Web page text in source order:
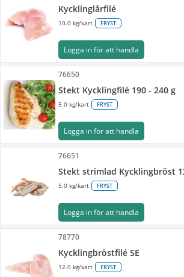
Kycklinglårfilé
10.0 kg/kart FRYST
Logga in för att handla
76650
Stekt Kycklingfilé 190 - 240 g
5.0 kg/kart FRYST
Logga in för att handla
76651
Stekt strimlad Kycklingbröst
5.0 kg/kart FRYST
Logga in för att handla
78770
Kycklingbröstfilé SE
12.0 kg/kart FRYST